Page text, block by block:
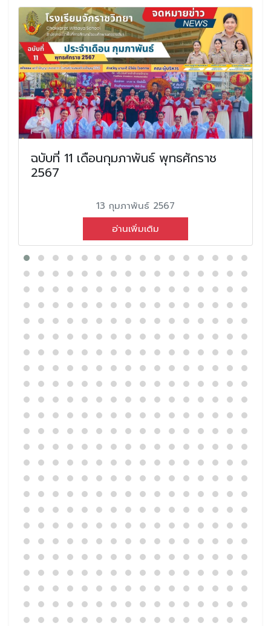
ฉบับที่ 11 เดือนกุมภาพันธ์ พุทธศักราช
2567
13 กุมภาพันธ์ 2567
อ่านเพิ่มเติม